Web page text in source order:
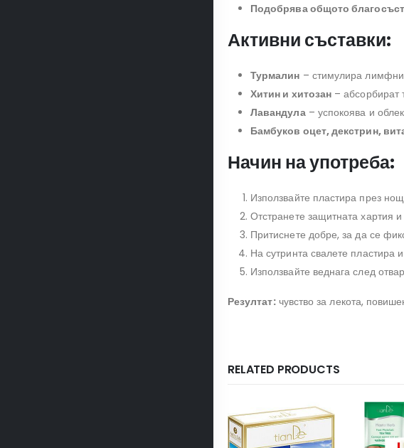
Подобрява общото
Активни съставки:
Турмалин – стимулира
Хитин и хитозан – абсорбират
Лавандула– успокоява и
Бамбуков оцет, декстрин,
Начин на употреба:
Използвайте пластира през
Отстранете защитната хартия
Притиснете добре, за да се
На сутринта свалете пластира
Използвайте веднага след
Резултат:чувство за лекота,
RELATED PRODUCTS